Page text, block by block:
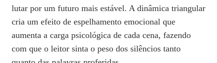
lutar por um futuro mais estável. A dinâmica triangular
cria um efeito de espelhamento emocional que
aumenta a carga psicológica de cada cena, fazendo
com que o leitor sinta o peso dos silêncios tanto